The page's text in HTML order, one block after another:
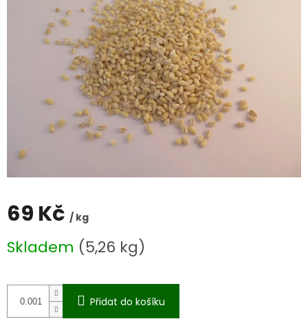
hvězdiček.
69 Kč / kg
cena:
Skladem (5,26 kg)
Přidat do košíku